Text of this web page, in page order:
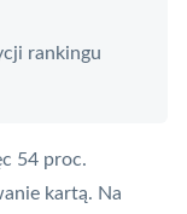
rankingu
54 proc.
kartą. Na